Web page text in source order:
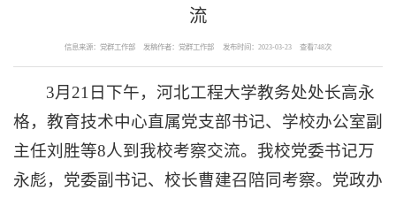
流
信息来源：党群工作部 发稿作者：党群工作部 发布时间：2023-03-23 查看748次
3月21日下午，河北工程大学教务处处长高永
格，教育技术中心直属党支部书记、学校办公室副
主任刘胜等8人到我校考察交流。我校党委书记万
永彪，党委副书记、校长曹建召陪同考察。党政办